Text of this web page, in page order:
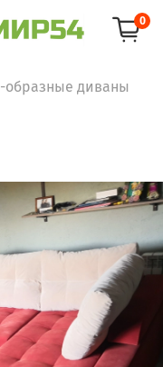
0
образные диваны